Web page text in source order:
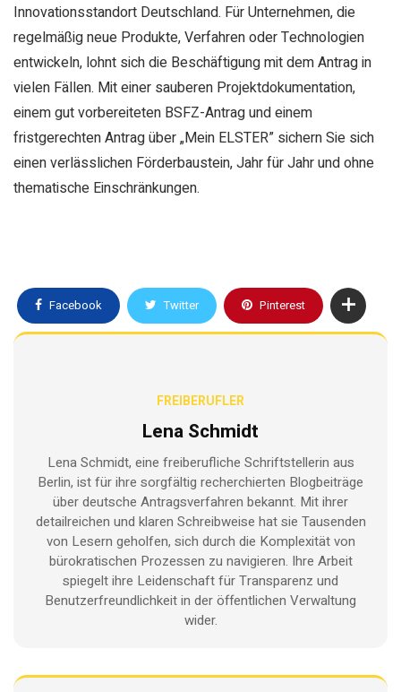
Innovationsstandort Deutschland. Für Unternehmen, die
regelmäßig neue Produkte, Verfahren oder Technologien
entwickeln, lohnt sich die Beschäftigung mit dem Antrag in
vielen Fällen. Mit einer sauberen Projektdokumentation,
einem gut vorbereiteten BSFZ-Antrag und einem
fristgerechten Antrag über „Mein ELSTER” sichern Sie sich
einen verlässlichen Förderbaustein, Jahr für Jahr und ohne
thematische Einschränkungen.
Facebook Twitter Pinterest
FREIBERUFLER
Lena Schmidt
Lena Schmidt, eine freiberufliche Schriftstellerin aus
Berlin, ist für ihre sorgfältig recherchierten Blogbeiträge
über deutsche Antragsverfahren bekannt. Mit ihrer
detailreichen und klaren Schreibweise hat sie Tausenden
von Lesern geholfen, sich durch die Komplexität von
bürokratischen Prozessen zu navigieren. Ihre Arbeit
spiegelt ihre Leidenschaft für Transparenz und
Benutzerfreundlichkeit in der öffentlichen Verwaltung
wider.